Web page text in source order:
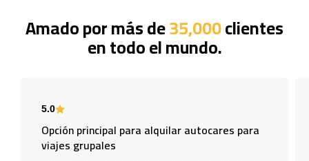
Amado por más de35,000clientes
en todo el mundo.
5.0
Opción principal para alquilar autocares para
viajes grupales